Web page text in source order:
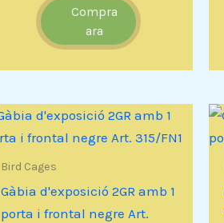
Compra
ara
Bird Cages
Gàbia d'exposició 2GR amb 1
porta i frontal negre Art.